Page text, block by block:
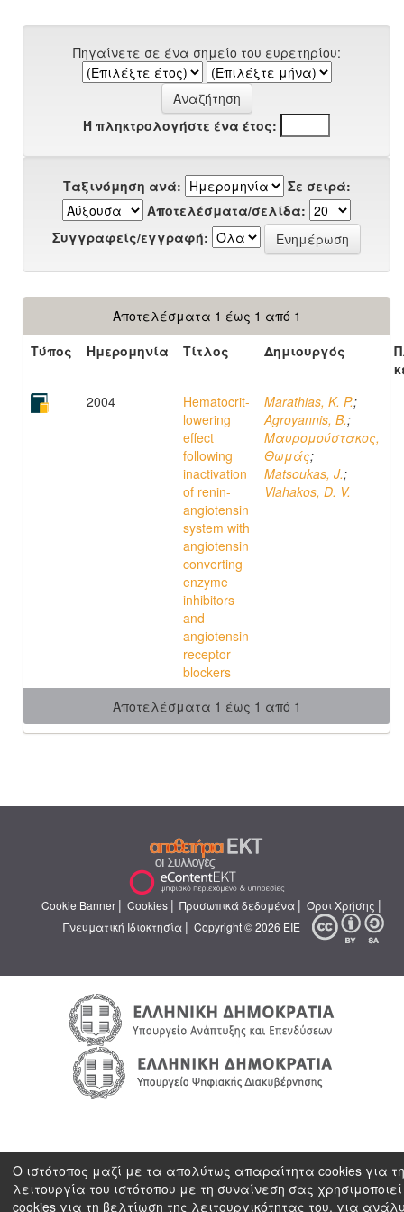
Πηγαίνετε σε ένα σημείο του ευρετηρίου:
Ή πληκτρολογήστε ένα έτος:
Ταξινόμηση ανά:
Σε σειρά:
Αποτελέσματα/σελίδα:
Συγγραφείς/εγγραφή:
Αποτελέσματα 1 έως 1 από 1
Τύπος
Ημερομηνία Τίτλος Δημιουργός
2004
Hematocrit-
lowering
effect
following
inactivation
of renin-
angiotensin
system with
angiotensin
converting
enzyme
inhibitors
and
angiotensin
receptor
blockers
Marathias, K. P.;
Agroyannis, B.;
Μαυρομούστακος,
Θωμάς;
Matsoukas, J.;
Vlahakos, D. V.
Αποτελέσματα 1 έως 1 από 1
Cookie Banner | Cookies | Προσωπικά δεδομένα | Όροι Χρήσης |
Πνευματική Ιδιοκτησία | Copyright © 2026 ΕΙΕ
Ο ιστότοπος μαζί με τα απολύτως απαραίτητα cookies για
λειτουργία του ιστότοπου με τη συναίνεση σας χρησιμοποιεί
cookies για τη βελτίωση της λειτουργικότητας του, για